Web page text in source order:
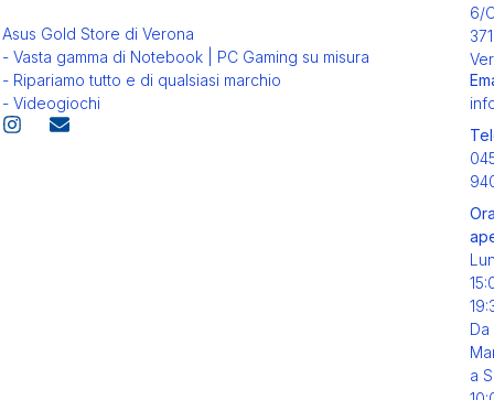
Asus Gold Store di Verona
- Vasta gamma di Notebook | PC Gaming su misura
- Ripariamo tutto e di qualsiasi marchio
- Videogiochi
6/
Da
a